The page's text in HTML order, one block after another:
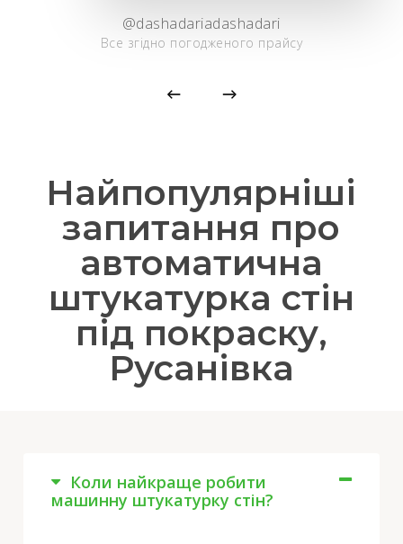
@dashadariadashadari
Все згідно погодженого прайсу
Найпопулярніші
запитання про
автоматична
штукатурка стін
під покраску,
Русанівка
Коли найкраще робити
машинну штукатурку стін?